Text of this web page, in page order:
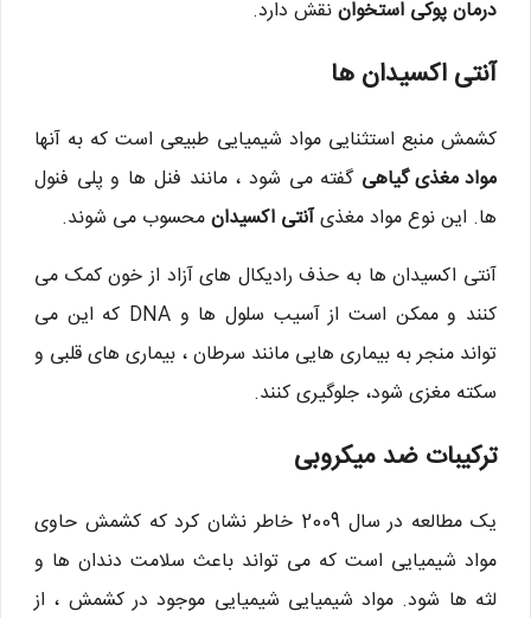
درمان پوکی استخواننقش دارد.
آنتی اکسیدان ها
کشمش منبع استثنایی مواد شیمیایی طبیعی است که به آنها
مواد مغذی گیاهی گفته می شود ، مانند فنل ها و پلی فنول
ها. این نوع مواد مغذیآنتی اکسیدانمحسوب می شوند.
آنتی اکسیدان ها به حذف رادیکال های آزاد از خون کمک می
کنند و ممکن است از آسیب سلول ها و DNA که این می
تواند منجر به بیماری هایی مانند سرطان ، بیماری های قلبی و
سکته مغزی شود، جلوگیری کنند.
ترکیبات ضد میکروبی
یک مطالعه در سال 2009 خاطر نشان کرد که کشمش حاوی
مواد شیمیایی است که می تواند باعث سلامت دندان ها و
لثه ها شود. مواد شیمیایی شیمیایی موجود در کشمش ، از